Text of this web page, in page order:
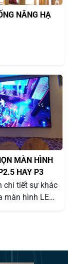
NÂNG HẠ
MÀN HÌNH
HAY P3
chi tiết sự khác
màn hình LED